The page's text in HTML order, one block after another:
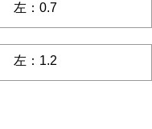
左：0.7
左：1.2